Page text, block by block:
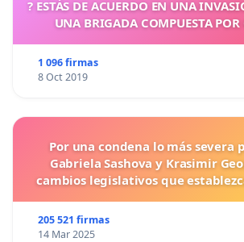
? ESTÁS DE ACUERDO EN UNA
UNA BRIGADA COMPUESTA POR
1 096 firmas
8 Oct 2019
Por una condena lo más severa
Gabriela Sashova y Krasimir
cambios legislativos que
205 521 firmas
14 Mar 2025